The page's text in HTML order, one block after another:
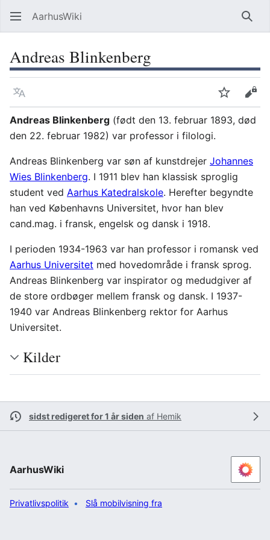
AarhusWiki Søg
Andreas Blinkenberg
Sprog OvervågVis
Andreas Blinkenberg (født den 13. februar 1893, død
den 22. februar 1982) var professor i filologi.
Andreas Blinkenberg var søn af kunstdrejer Johannes
Wies Blinkenberg. I 1911 blev han klassisk sproglig
student ved Aarhus Katedralskole. Herefter begyndte
han ved Københavns Universitet, hvor han blev
cand.mag. i fransk, engelsk og dansk i 1918.
I perioden 1934-1963 var han professor i romansk ved
Aarhus Universitet med hovedområde i fransk sprog.
Andreas Blinkenberg var inspirator og medudgiver af
de store ordbøger mellem fransk og dansk. I 1937-
1940 var Andreas Blinkenberg rektor for Aarhus
Universitet.
Kilder
sidst redigeret for 1 år siden af Hemik
AarhusWiki
Privatlivspolitik Slå mobilvisning fra